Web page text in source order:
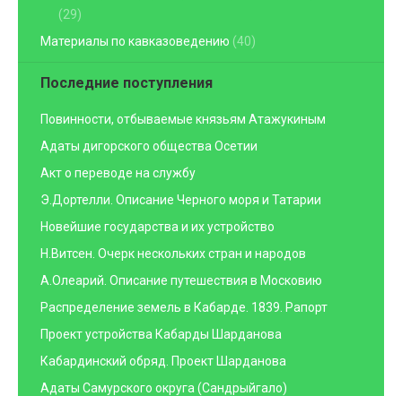
(29)
Материалы по кавказоведению (40)
Последние поступления
Повинности, отбываемые князьям Атажукиным
Адаты дигорского общества Осетии
Акт о переводе на службу
Э.Дортелли. Описание Черного моря и Татарии
Новейшие государства и их устройство
Н.Витсен. Очерк нескольких стран и народов
А.Олеарий. Описание путешествия в Московию
Распределение земель в Кабарде. 1839. Рапорт
Проект устройства Кабарды Шарданова
Кабардинский обряд. Проект Шарданова
Адаты Самурского округа (Сандрыйгало)